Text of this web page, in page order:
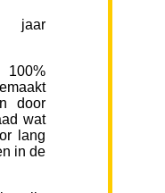
door
wat
lang
in de